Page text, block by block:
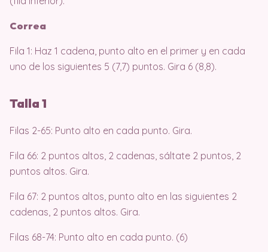
Correa
Fila 1: Haz 1 cadena, punto alto en el primer y en cada
uno de los siguientes 5 (7,7) puntos. Gira 6 (8,8).
Talla 1
Filas 2-65: Punto alto en cada punto. Gira.
Fila 66: 2 puntos altos, 2 cadenas, sáltate 2 puntos, 2
puntos altos. Gira.
Fila 67: 2 puntos altos, punto alto en las siguientes 2
cadenas, 2 puntos altos. Gira.
Filas 68-74: Punto alto en cada punto. (6)